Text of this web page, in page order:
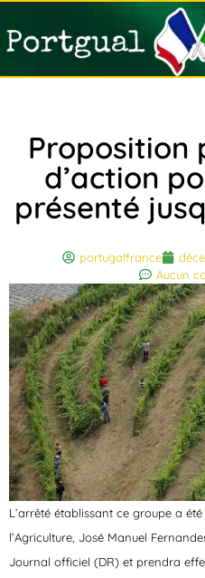
Proposition
d’action
présenté
portugalfrance
Aucun
L’arrêté établissant ce groupe a
l’Agriculture, José Manuel
Journal officiel (DR) et prendra